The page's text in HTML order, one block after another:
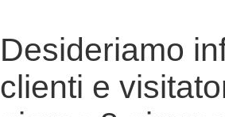
Desideriamo
clienti e